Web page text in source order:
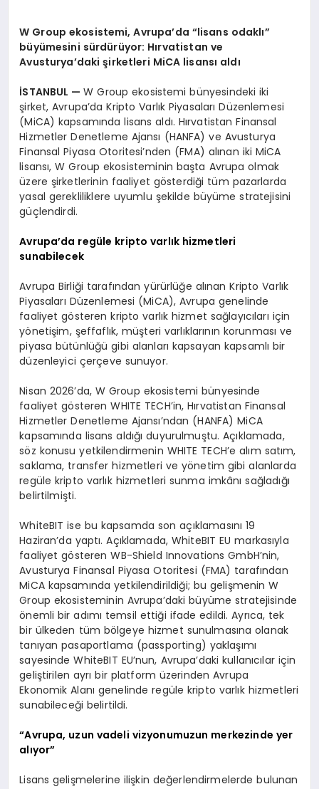
W Group ekosistemi, Avrupa’da “lisans odaklı”
büyümesini sürdürüyor: Hırvatistan ve
Avusturya’daki şirketleri MiCA lisansı aldı
İSTANBUL —W Group ekosistemi bünyesindeki iki
şirket, Avrupa’da Kripto Varlık Piyasaları Düzenlemesi
(MiCA) kapsamında lisans aldı. Hırvatistan Finansal
Hizmetler Denetleme Ajansı (HANFA) ve Avusturya
Finansal Piyasa Otoritesi’nden (FMA) alınan iki MiCA
lisansı, W Group ekosisteminin başta Avrupa olmak
üzere şirketlerinin faaliyet gösterdiği tüm pazarlarda
yasal gerekliliklere uyumlu şekilde büyüme stratejisini
güçlendirdi.
Avrupa’da regüle kripto varlık hizmetleri
sunabilecek
Avrupa Birliği tarafından yürürlüğe alınan Kripto Varlık
Piyasaları Düzenlemesi (MiCA), Avrupa genelinde
faaliyet gösteren kripto varlık hizmet sağlayıcıları için
yönetişim, şeffaflık, müşteri varlıklarının korunması ve
piyasa bütünlüğü gibi alanları kapsayan kapsamlı bir
düzenleyici çerçeve sunuyor.
Nisan 2026’da, W Group ekosistemi bünyesinde
faaliyet gösteren WHITE TECH’in, Hırvatistan Finansal
Hizmetler Denetleme Ajansı’ndan (HANFA) MiCA
kapsamında lisans aldığı duyurulmuştu. Açıklamada,
söz konusu yetkilendirmenin WHITE TECH’e alım satım,
saklama, transfer hizmetleri ve yönetim gibi alanlarda
regüle kripto varlık hizmetleri sunma imkânı sağladığı
belirtilmişti.
WhiteBIT ise bu kapsamda son açıklamasını 19
Haziran’da yaptı. Açıklamada, WhiteBIT EU markasıyla
faaliyet gösteren WB-Shield Innovations GmbH’nin,
Avusturya Finansal Piyasa Otoritesi (FMA) tarafından
MiCA kapsamında yetkilendirildiği; bu gelişmenin W
Group ekosisteminin Avrupa’daki büyüme stratejisinde
önemli bir adımı temsil ettiği ifade edildi. Ayrıca, tek
bir ülkeden tüm bölgeye hizmet sunulmasına olanak
tanıyan pasaportlama (passporting) yaklaşımı
sayesinde WhiteBIT EU’nun, Avrupa’daki kullanıcılar için
geliştirilen ayrı bir platform üzerinden Avrupa
Ekonomik Alanı genelinde regüle kripto varlık hizmetleri
sunabileceği belirtildi.
“Avrupa, uzun vadeli vizyonumuzun merkezinde yer
alıyor”
Lisans gelişmelerine ilişkin değerlendirmelerde bulunan